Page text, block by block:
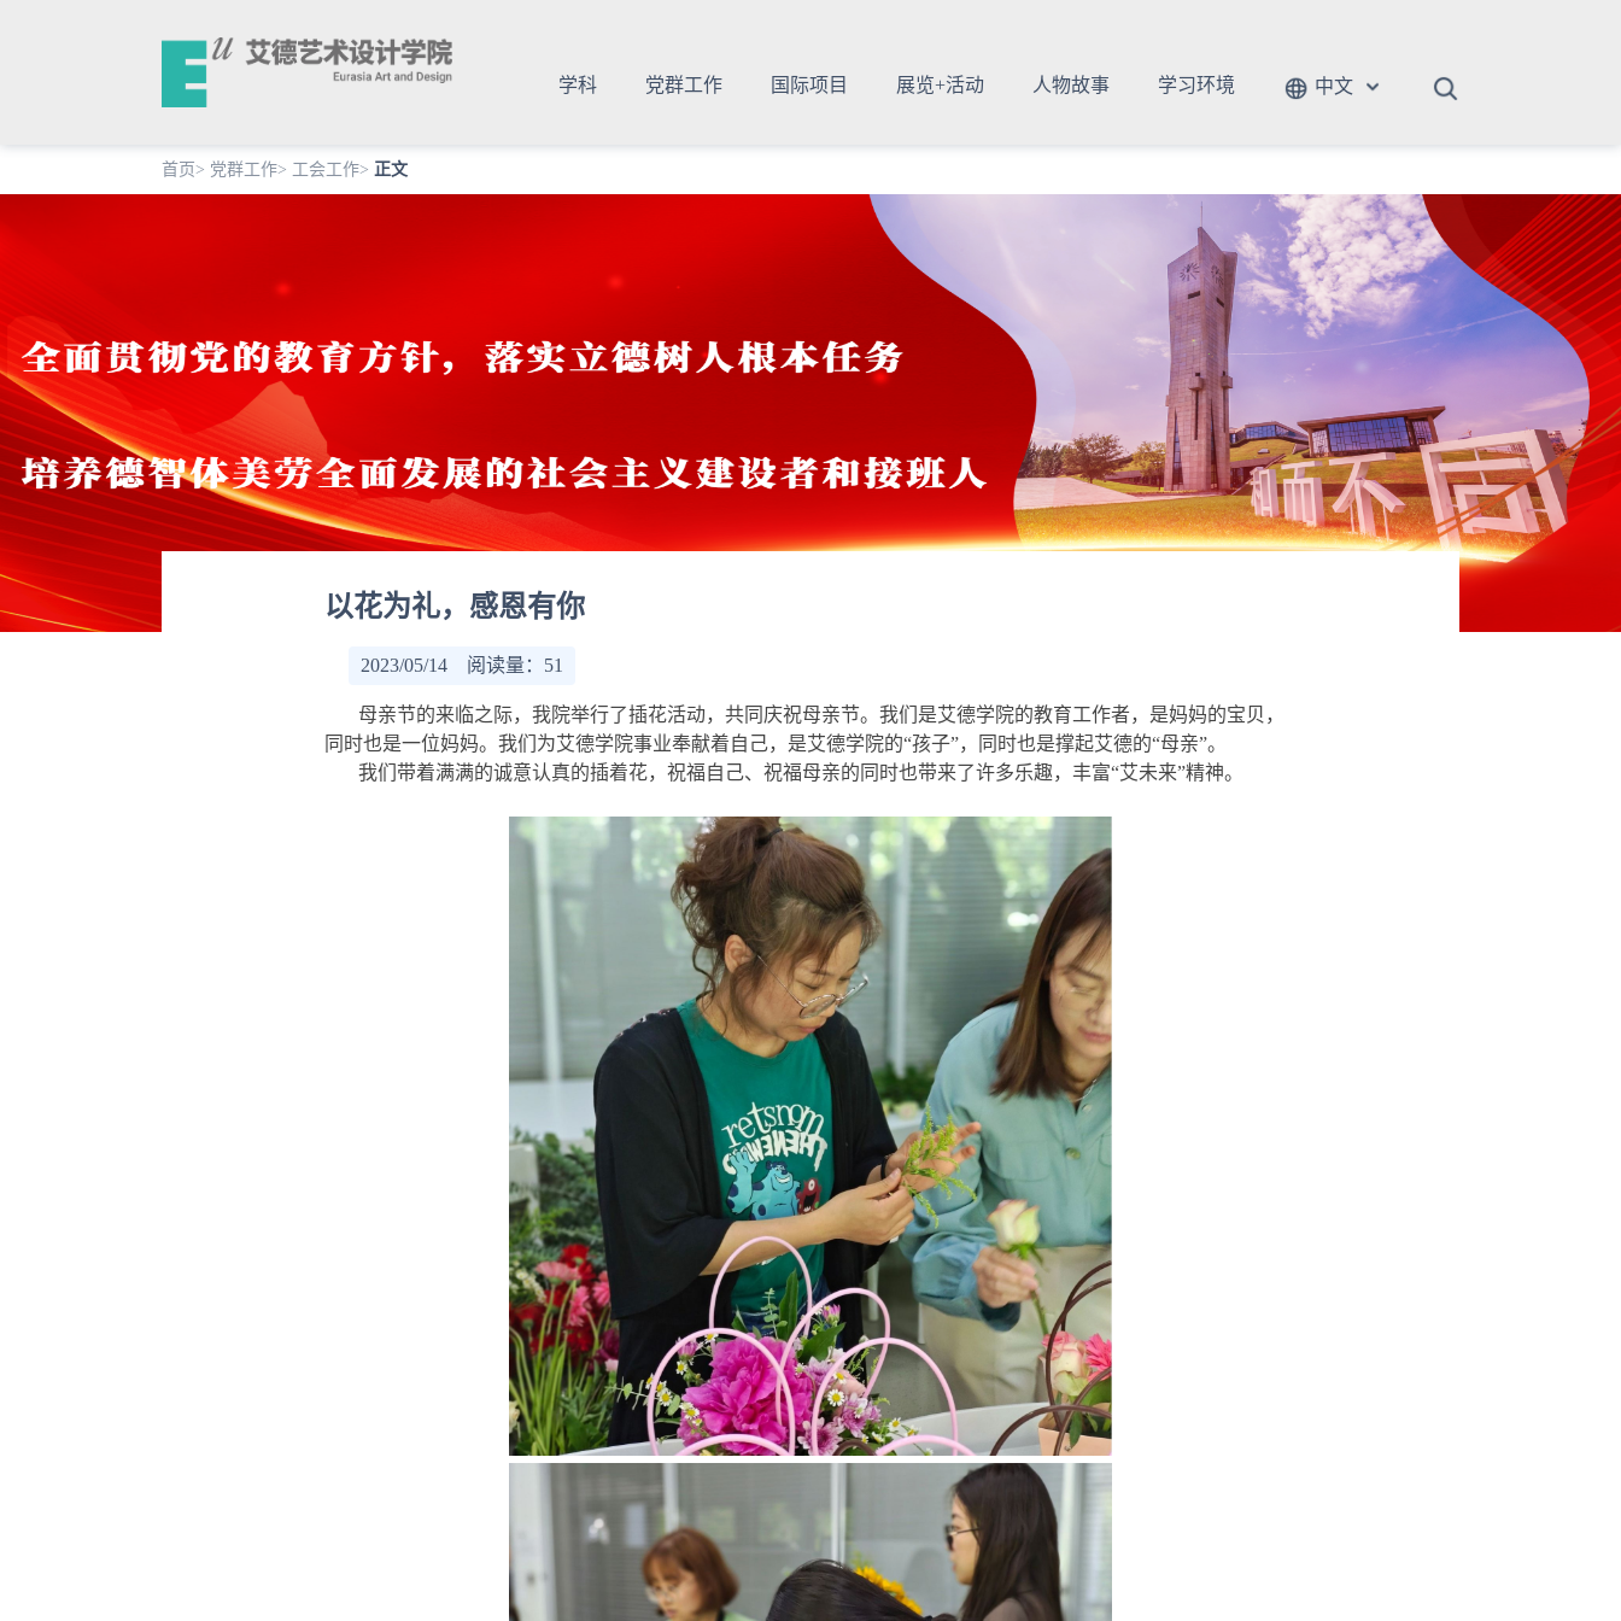
学科 党群工作 国际项目 展览+活动 人物故事 学习环境 中文
首页> 党群工作> 工会工作>正文
以花为礼，感恩有你
2023/05/14 阅读量： 51
母亲节的来临之际，我院举行了插花活动，共同庆祝母亲节。我们是艾德学院的教育工作者，是妈妈的宝贝，
同时也是一位妈妈。我们为艾德学院事业奉献着自己，是艾德学院的“孩子”，同时也是撑起艾德的“母亲”。
我们带着满满的诚意认真的插着花，祝福自己、祝福母亲的同时也带来了许多乐趣，丰富“艾未来”精神。